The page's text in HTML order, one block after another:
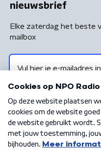
nieuwsbrief
Elke zaterdag het beste
mailbox
Algemene voorwaarden